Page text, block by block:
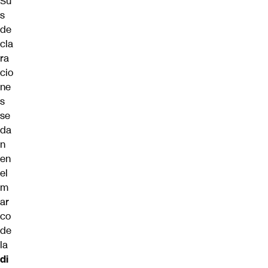
s
de
cla
ra
cio
ne
s
se
da
n
en
el
m
ar
co
de
la
di